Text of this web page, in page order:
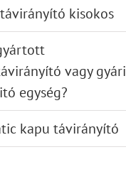
kisokos
vagy gyári
egység?
kapu távirányító